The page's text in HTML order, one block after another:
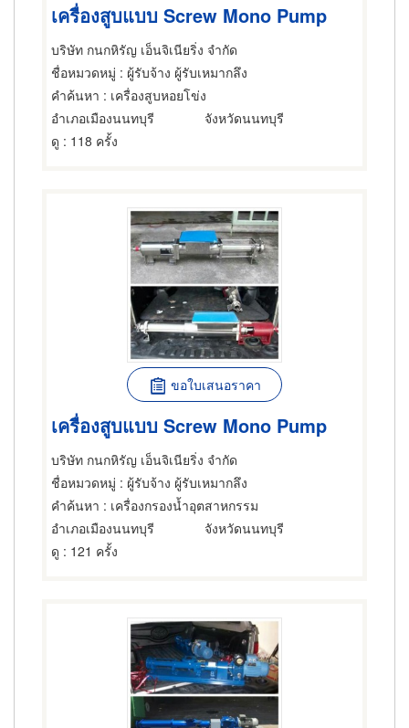
เครื่องสูบแบบ Screw Mono Pump
บริษัท กนกหิรัญ เอ็นจิเนียริ่ง จำกัด
ชื่อหมวดหมู่ : ผู้รับจ้าง ผู้รับเหมากลึง
คำค้นหา : เครื่องสูบหอยโข่ง
อำเภอเมืองนนทบุรี
จังหวัดนนทบุรี
ดู : 118 ครั้ง
ขอใบเสนอราคา
เครื่องสูบแบบ Screw Mono Pump
บริษัท กนกหิรัญ เอ็นจิเนียริ่ง จำกัด
ชื่อหมวดหมู่ : ผู้รับจ้าง ผู้รับเหมากลึง
คำค้นหา : เครื่องกรองน้ำอุตสาหกรรม
อำเภอเมืองนนทบุรี
จังหวัดนนทบุรี
ดู : 121 ครั้ง